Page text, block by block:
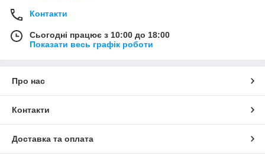
Контакти
Сьогодні працює з 10:00 до 18:00
Показати весь графік роботи
Про нас
Контакти
Доставка та оплата